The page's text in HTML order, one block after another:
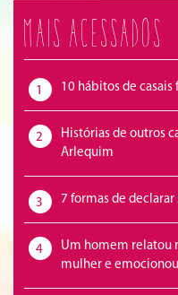
Mais acessados
1 10 hábitos de casais
2
Histórias de outros
Arlequim
3 7 formas de declarar
4
Um homem relatou
mulher e